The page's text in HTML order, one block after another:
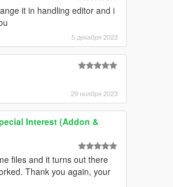
it in handling editor and i
5 декабря 2023
29 ноября 2023
Interest (Addon &
files and it turns out there
Thank you again, your